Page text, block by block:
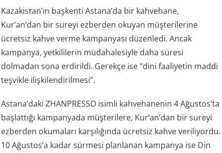
Kazakistan’ın başkenti Astana’da bir kahvehane,
Kur’an’dan bir sureyi ezberden okuyan müşterilerine
ücretsiz kahve verme kampanyası düzenledi. Ancak
kampanya, yetkililerin müdahalesiyle daha süresi
dolmadan sona erdirildi. Gerekçe ise “dini faaliyetin maddi
teşvikle ilişkilendirilmesi”.
Astana’daki ZHANPRESSO isimli kahvehanenin 4 Ağustos’ta
başlattığı kampanyada müşterilere, Kur’an’dan bir sureyi
ezberden okumaları karşılığında ücretsiz kahve veriliyordu.
10 Ağustos’a kadar sürmesi planlanan kampanya ise Din